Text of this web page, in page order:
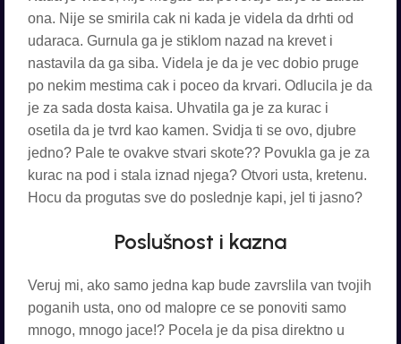
ona. Nije se smirila cak ni kada je videla da drhti od
udaraca. Gurnula ga je stiklom nazad na krevet i
nastavila da ga siba. Videla je da je vec dobio pruge
po nekim mestima cak i poceo da krvari. Odlucila je da
je za sada dosta kaisa. Uhvatila ga je za kurac i
osetila da je tvrd kao kamen. Svidja ti se ovo, djubre
jedno? Pale te ovakve stvari skote?? Povukla ga je za
kurac na pod i stala iznad njega? Otvori usta, kretenu.
Hocu da progutas sve do poslednje kapi, jel ti jasno?
Poslušnost i kazna
Veruj mi, ako samo jedna kap bude zavrslila van tvojih
poganih usta, ono od malopre ce se ponoviti samo
mnogo, mnogo jace!? Pocela je da pisa direktno u